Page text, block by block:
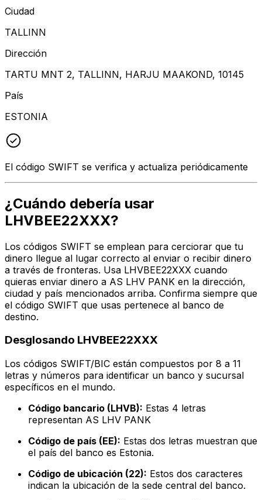
Ciudad
TALLINN
Dirección
TARTU MNT 2, TALLINN, HARJU MAAKOND, 10145
País
ESTONIA
El código SWIFT se verifica y actualiza periódicamente
¿Cuándo debería usar
LHVBEE22XXX?
Los códigos SWIFT se emplean para cerciorar que tu
dinero llegue al lugar correcto al enviar o recibir dinero
a través de fronteras. Usa LHVBEE22XXX cuando
quieras enviar dinero a AS LHV PANK en la dirección,
ciudad y país mencionados arriba. Confirma siempre que
el código SWIFT que usas pertenece al banco de
destino.
Desglosando LHVBEE22XXX
Los códigos SWIFT/BIC están compuestos por 8 a 11
letras y números para identificar un banco y sucursal
específicos en el mundo.
Código bancario (LHVB): Estas 4 letras
representan AS LHV PANK
Código de país (EE): Estas dos letras muestran que
el país del banco es Estonia.
Código de ubicación (22): Estos dos caracteres
indican la ubicación de la sede central del banco.